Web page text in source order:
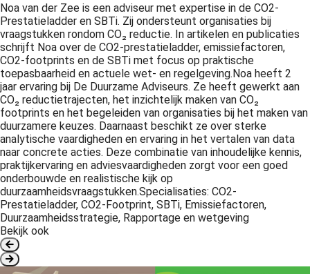
Noa van der Zee is een adviseur met expertise in de CO2-
Prestatieladder en SBTi. Zij ondersteunt organisaties bij
vraagstukken rondom CO₂ reductie. In artikelen en publicaties
schrijft Noa over de CO2-prestatieladder, emissiefactoren,
CO2-footprints en de SBTi met focus op praktische
toepasbaarheid en actuele wet- en regelgeving.Noa heeft 2
jaar ervaring bij De Duurzame Adviseurs. Ze heeft gewerkt aan
CO₂ reductietrajecten, het inzichtelijk maken van CO₂
footprints en het begeleiden van organisaties bij het maken van
duurzamere keuzes. Daarnaast beschikt ze over sterke
analytische vaardigheden en ervaring in het vertalen van data
naar concrete acties. Deze combinatie van inhoudelijke kennis,
praktijkervaring en adviesvaardigheden zorgt voor een goed
onderbouwde en realistische kijk op
duurzaamheidsvraagstukken.Specialisaties: CO2-
Prestatieladder, CO2-Footprint, SBTi, Emissiefactoren,
Duurzaamheidsstrategie, Rapportage en wetgeving
Bekijk ook